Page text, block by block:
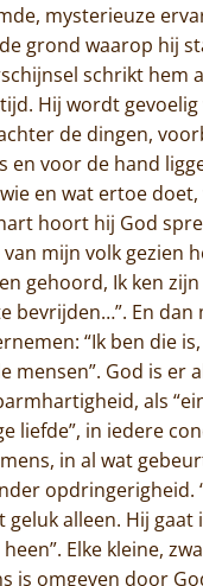
mysterieuze
grond waarop hij
schrikt hem
Hij wordt
de dingen,
en voor de hand
en wat ertoe
hoort hij God
mijn volk gezien
gehoord, Ik ken
bevrijden…”. En dan
“Ik ben die
mensen”. God is er
als
liefde”, in iedere
in al wat
opdringerigheid.
geluk alleen. Hij
Elke kleine,
is omgeven door